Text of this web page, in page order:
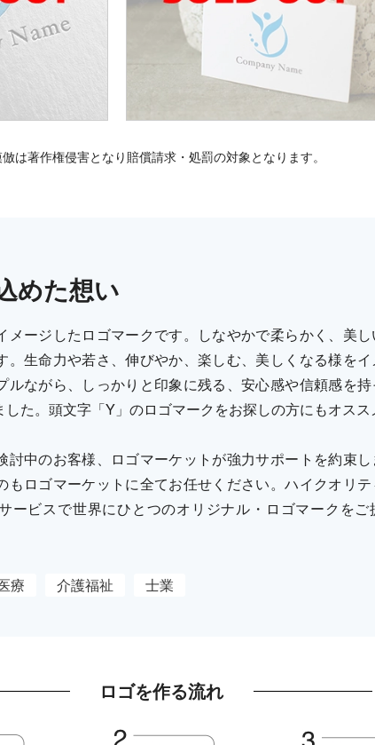
は著作権侵害となり賠償請求・処罰の対象となります。
めた想い
メージしたロゴマークです。しなやかで柔らかく、美
。生命力や若さ、伸びやか、楽しむ、美しくなる様を
ルながら、しっかりと印象に残る、安心感や信頼感を
た。頭文字「Y」のロゴマークをお探しの方にもオスス
討中のお客様、ロゴマーケットが強力サポートを約束
もロゴマーケットに全てお任せください。ハイクオリ
ービスで世界にひとつのオリジナル・ロゴマークをご
療 介護福祉 士業
ロゴを作る流れ